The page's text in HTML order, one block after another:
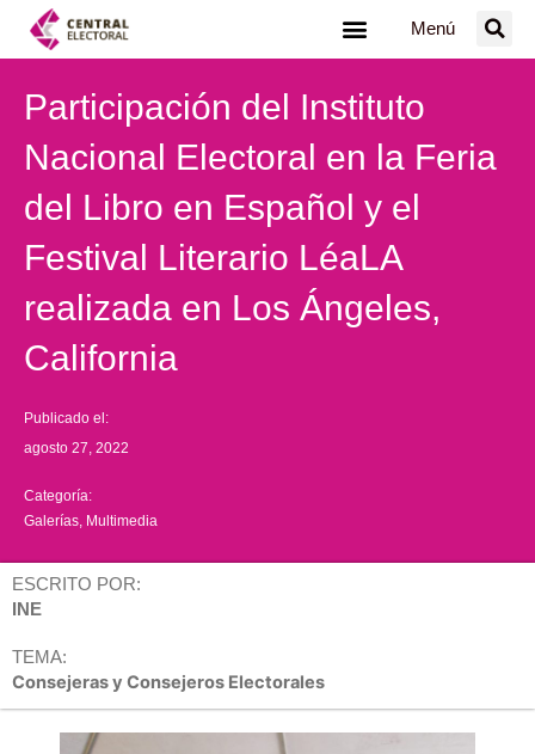
Menú
Participación del Instituto
Nacional Electoral en la Feria
del Libro en Español y el
Festival Literario LéaLA
realizada en Los Ángeles,
California
Publicado el:
agosto 27, 2022
Categoría:
Galerías Multimedia
ESCRITO POR:
INE
TEMA:
Consejeras y Consejeros Electorales